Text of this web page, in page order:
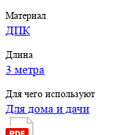
Материал
ДПК
Длина
3 метра
Для чего используют
Для дома и дачи